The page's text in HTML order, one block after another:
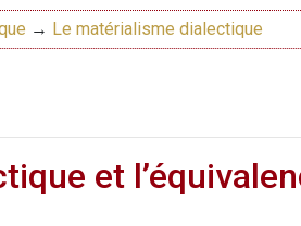
→ Le matérialisme dialectique
et